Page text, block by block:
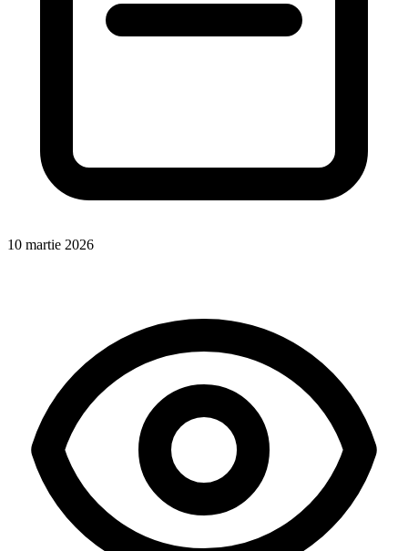
10 martie 2026